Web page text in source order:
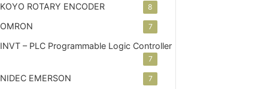
KOYO ROTARY ENCODER 8
OMRON 7
INVT – PLC Programmable Logic Controller
7
NIDEC EMERSON 7